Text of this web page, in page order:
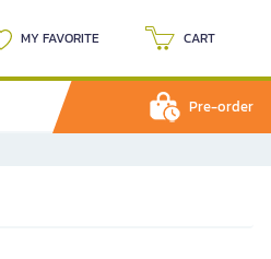
MY FAVORITE CART
Pre-order